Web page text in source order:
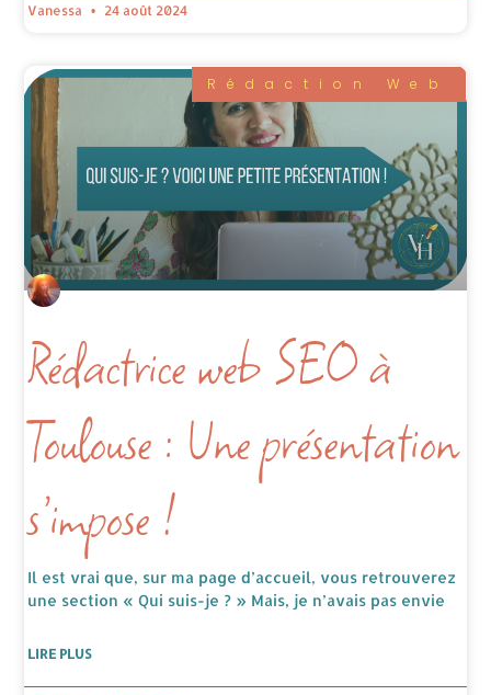
Vanessa 24 août 2024
Rédaction Web
Rédactrice web SEO à
Toulouse : Une présentation
s’impose !
Il est vrai que, sur ma page d’accueil, vous retrouverez
une section « Qui suis-je ? » Mais, je n’avais pas envie
LIRE PLUS